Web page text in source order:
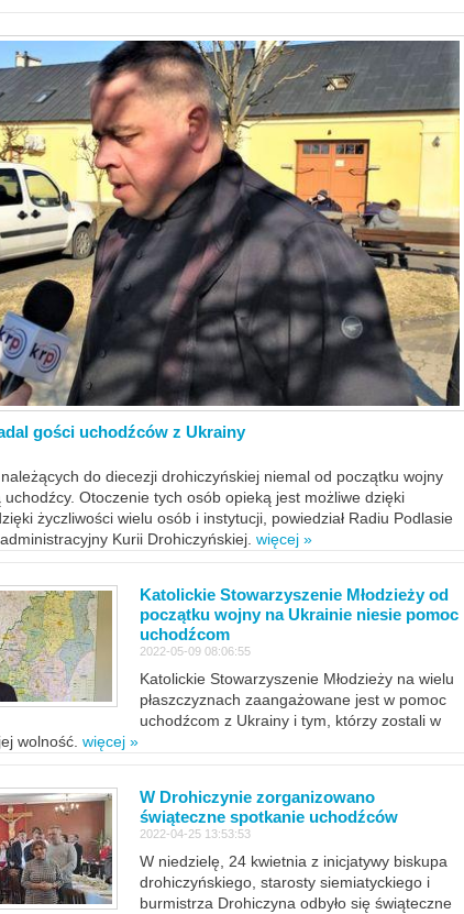
gości uchodźców z Ukrainy
do diecezji drohiczyńskiej niemal od początku wojny
Otoczenie tych osób opieką jest możliwe dzięki
życzliwości wielu osób i instytucji, powiedział Radiu Podlasie
Kurii Drohiczyńskiej. więcej »
Katolickie Stowarzyszenie Młodzieży od
początku wojny na Ukrainie niesie pomoc
uchodźcom
2022-05-09 08:06:55
Katolickie Stowarzyszenie Młodzieży na wielu
płaszczyznach zaangażowane jest w pomoc
uchodźcom z Ukrainy i tym, którzy zostali w
wolność. więcej »
W Drohiczynie zorganizowano
świąteczne spotkanie uchodźców
2022-04-25 13:53:53
W niedzielę, 24 kwietnia z inicjatywy biskupa
drohiczyńskiego, starosty siemiatyckiego i
burmistrza Drohiczyna odbyło się świąteczne